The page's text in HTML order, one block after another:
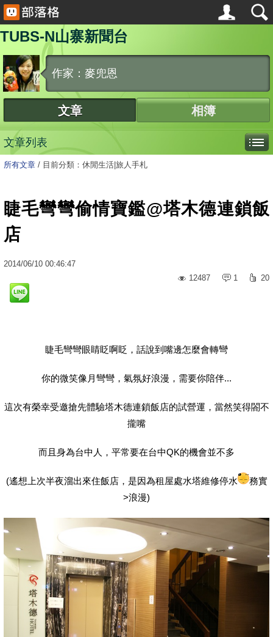
TUBS-N山寨新聞台
作家：麥兜恩
文章 相簿
文章列表
所有文章 / 目前分類：休閒生活|旅人手札
睫毛彎彎偷情寶鑑@塔木德連鎖飯
店
2014/06/10 00:46:47
12487
1 20
睫毛彎彎眼睛眨啊眨，話說到嘴邊怎麼會轉彎
你的微笑像月彎彎，氣氛好浪漫，需要你陪伴...
這次有榮幸受邀搶先體驗塔木德連鎖飯店的試營運，當然笑得閤不
攏嘴
而且身為台中人，平常要在台中QK的機會並不多
(遙想上次半夜溜出來住飯店，是因為租屋處水塔維修停水
務實
>浪漫)